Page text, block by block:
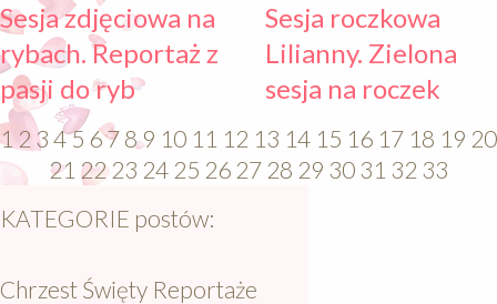
Sesja zdjęciowa na
rybach. Reportaż z
pasji do ryb
Sesja roczkowa
Lilianny. Zielona
sesja na roczek
1 2 3 45 67 8 9 10 11 12 13 14 15 16 17 18 19 20
21 22 23 24 25 26 27 28 29 30 31 32 33
KATEGORIE postów:
Chrzest Święty Reportaże